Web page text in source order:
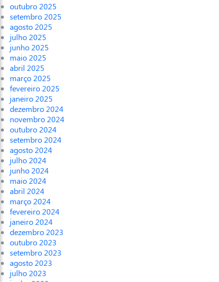
outubro 2025
setembro 2025
agosto 2025
julho 2025
junho 2025
maio 2025
abril 2025
março 2025
fevereiro 2025
janeiro 2025
dezembro 2024
novembro 2024
outubro 2024
setembro 2024
agosto 2024
julho 2024
junho 2024
maio 2024
abril 2024
março 2024
fevereiro 2024
janeiro 2024
dezembro 2023
outubro 2023
setembro 2023
agosto 2023
julho 2023